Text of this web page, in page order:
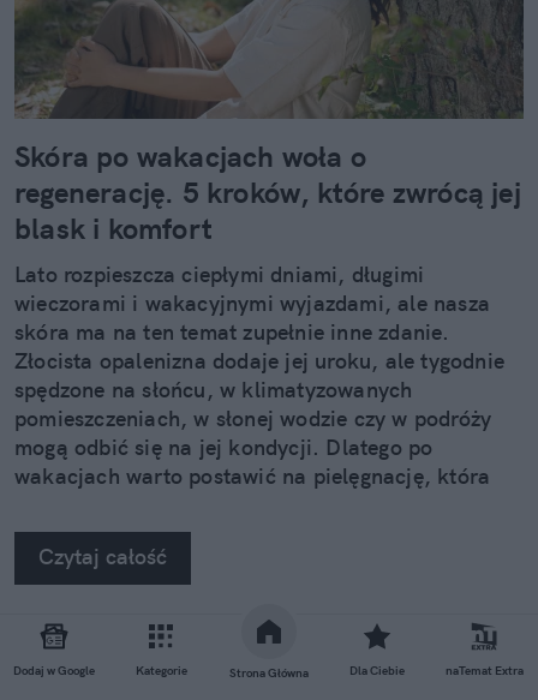
Dodaj w Google Kategorie Strona Główna Dla Ciebie naTemat Extra
Skóra po wakacjach woła o
regenerację. 5 kroków, które zwrócą jej
blask i komfort
Lato rozpieszcza ciepłymi dniami, długimi
wieczorami i wakacyjnymi wyjazdami, ale nasza
skóra ma na ten temat zupełnie inne zdanie.
Złocista opalenizna dodaje jej uroku, ale tygodnie
spędzone na słońcu, w klimatyzowanych
pomieszczeniach, w słonej wodzie czy w podróży
mogą odbić się na jej kondycji. Dlatego po
wakacjach warto postawić na pielęgnację, która
jak pięć kosmetyków z linii Neuro Adapt marki
Clochee może pomóc skórze odzyskać równowagę.
Czytaj całość